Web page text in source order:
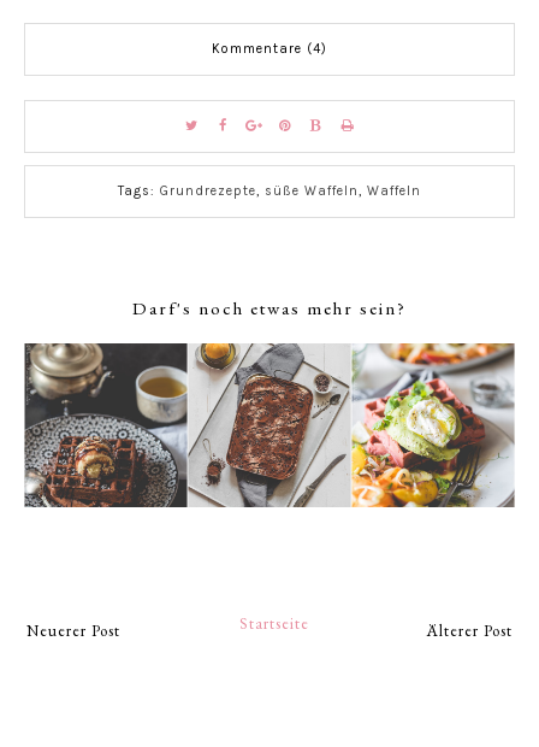
Kommentare (4)
Tags: Grundrezepte, süße Waffeln, Waffeln
Darf's noch etwas mehr sein?
Neuerer Post Älterer Post
Startseite